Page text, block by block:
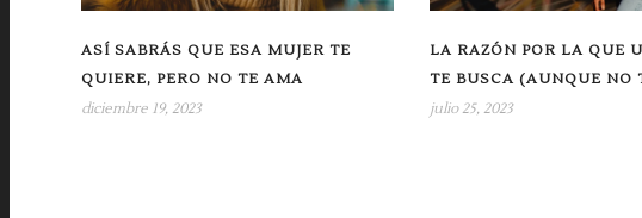
ASÍ SABRÁS QUE ESA MUJER TE
QUIERE, PERO NO TE AMA
diciembre 19, 2023
LA RAZÓN POR LA QUE
TE BUSCA (AUNQUE NO
julio 25, 2023